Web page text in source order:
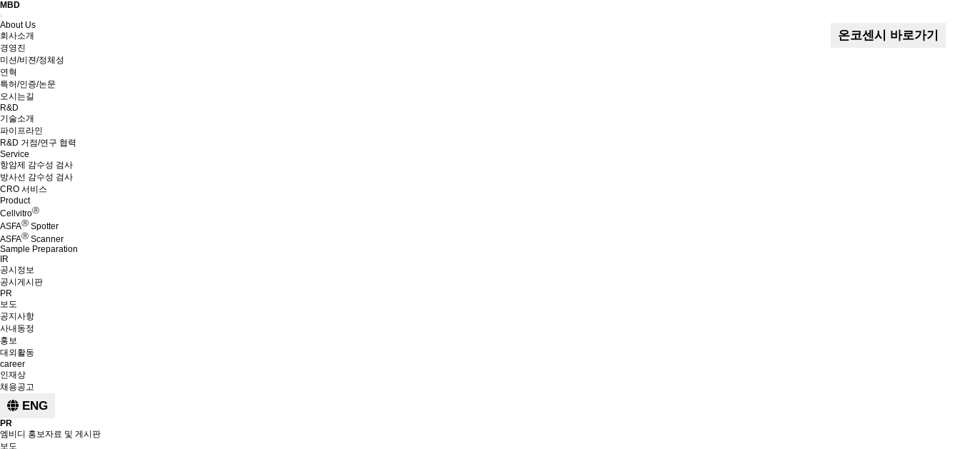
MBD
Menu
About Us
회사소개
경영진
미션/비젼/정체성
연혁
특허/인증/논문
오시는길
R&D
기술소개
파이프라인
R&D 거점/연구 협력
Service
항암제 감수성 검사
방사선 감수성 검사
CRO 서비스
Product
CellvitroⓇ
ASFAⓇ Spotter
ASFAⓇ Scanner
Sample Preparation
IR
공시정보
공시게시판
PR
보도
공지사항
사내동정
홍보
대외활동
career
인재상
채용공고
ENG
온코센시 바로가기
PR
엠비디 홍보자료 및 게시판
보도